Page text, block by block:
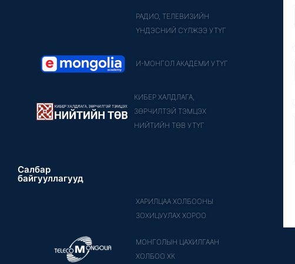
РАДИО, ТЕЛЕВИЗИЙН
ҮНДЭСНИЙ СҮЛЖЭЭ УТҮГ
И-МОНГОЛ АКАДЕМИ УТҮГ
КИБЕР ХАЛДЛАГА,
ЗӨРЧИЛТЭЙ ТЭМЦЭХ
НИЙТИЙН ТӨВ УТҮГ
Салбар
байгууллагууд
ХАРИЛЦАА ХОЛБООНЫ
ЗОХИЦУУЛАХ ХОРОО
МОНГОЛЫН ЦАХИЛГААН
ХОЛБОО ХК